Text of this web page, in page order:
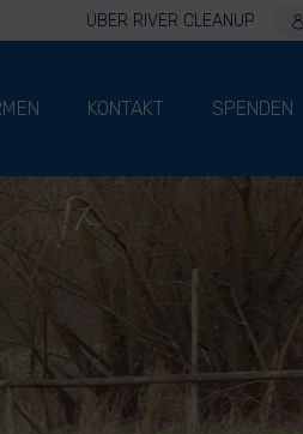
ÜBER RIVER CLEANUP
KONTAKT SPENDEN